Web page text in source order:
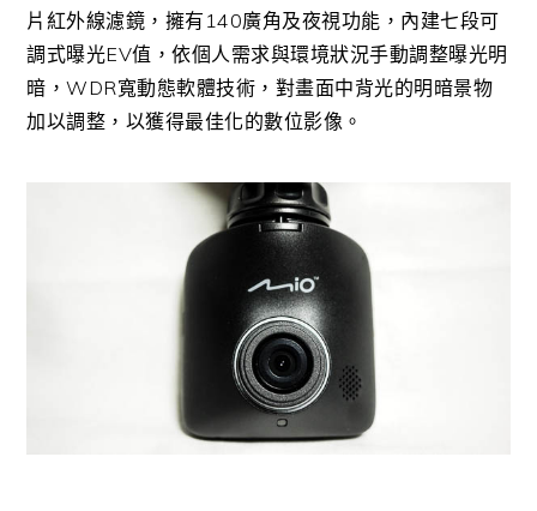
片紅外線濾鏡，擁有140廣角及夜視功能，內建七段可
調式曝光EV值，依個人需求與環境狀況手動調整曝光明
暗，WDR寬動態軟體技術，對畫面中背光的明暗景物
加以調整，以獲得最佳化的數位影像。